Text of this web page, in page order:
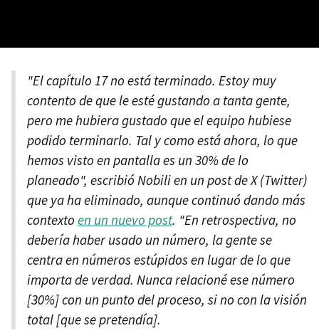
"El capítulo 17 no está terminado. Estoy muy
contento de que le esté gustando a tanta gente,
pero me hubiera gustado que el equipo hubiese
podido terminarlo. Tal y como está ahora, lo que
hemos visto en pantalla es un 30% de lo
planeado", escribió Nobili en un post de X (Twitter)
que ya ha eliminado, aunque continuó dando más
contexto en un nuevo post. "En retrospectiva, no
debería haber usado un número, la gente se
centra en números estúpidos en lugar de lo que
importa de verdad. Nunca relacioné ese número
[30%] con un punto del proceso, si no con la visión
total [que se pretendía].